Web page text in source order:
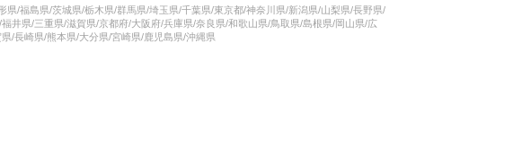
/福島県/茨城県/栃木県/群馬県/埼玉県/千葉県/東京都/神奈川県/新潟県/山梨県/長野県/
井県/三重県/滋賀県/京都府/大阪府/兵庫県/奈良県/和歌山県/鳥取県/島根県/岡山県/広
/長崎県/熊本県/大分県/宮崎県/鹿児島県/沖縄県